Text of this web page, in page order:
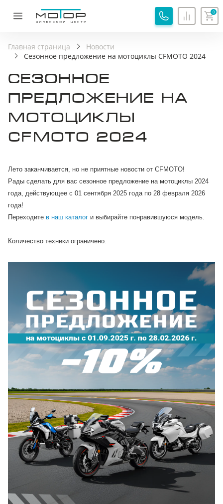
0
Главная страница
Новости
Сезонное предложение на мотоциклы CFMOTO 2024
СЕЗОННОЕ
ПРЕДЛОЖЕНИЕ НА
МОТОЦИКЛЫ
CFMOTO 2024
Лето заканчивается, но не приятные новости от CFMOTO!
Рады сделать для вас сезонное предложение на мотоциклы 2024
года, действующее с 01 сентября 2025 года по 28 февраля 2026
года!
Переходите в наш каталог и выбирайте понравившуюся модель.
Количество техники ограничено.
ОБРАТНАЯ СВЯЗЬ
Имя
Телефон
Я соглашаюсь сПолитикой обработки
Я соглашаюсь наОбработку персональных
данных
Я принимаюПользовательское соглашение
Я соглашаюсь напередачу персональных данных
СПАСИБО!
Хорошо